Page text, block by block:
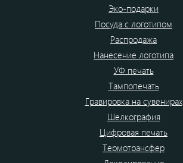
Эко-подарки
Посуда с логотипом
Распродажа
Нанесение логотипа
УФ печать
Тампопечать
Гравировка на сувенирах
Шелкография
Цифровая печать
Термотрансфер